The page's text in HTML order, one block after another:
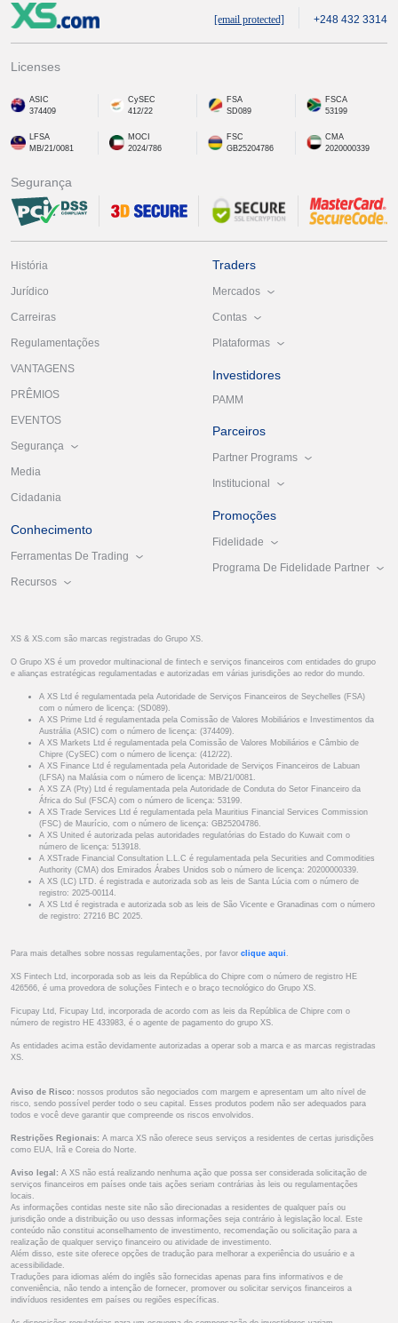
[email protected] +248 432 3314
Licenses
ASIC
374409
CySEC
412/22
FSA
SD089
FSCA
53199
LFSA
MB/21/0081
MOCI
2024/786
FSC
GB25204786
CMA
2020000339
Segurança
História
Jurídico
Carreiras
Regulamentações
VANTAGENS
PRÊMIOS
EVENTOS
Segurança
Media
Cidadania
Conhecimento
Ferramentas De Trading
Recursos
Traders
Mercados
Contas
Plataformas
Investidores
PAMM
Parceiros
Partner Programs
Institucional
Promoções
Fidelidade
Programa De Fidelidade Partner
XS & XS.com são marcas registradas do Grupo XS.
O Grupo XS é um provedor multinacional de fintech e serviços financeiros com entidades do grupo
e alianças estratégicas regulamentadas e autorizadas em várias jurisdições ao redor do mundo.
A XS Ltd é regulamentada pela Autoridade de Serviços Financeiros de Seychelles (FSA)
com o número de licença: (SD089).
A XS Prime Ltd é regulamentada pela Comissão de Valores Mobiliários e Investimentos da
Austrália (ASIC) com o número de licença: (374409).
A XS Markets Ltd é regulamentada pela Comissão de Valores Mobiliários e Câmbio de
Chipre (CySEC) com o número de licença: (412/22).
A XS Finance Ltd é regulamentada pela Autoridade de Serviços Financeiros de Labuan
(LFSA) na Malásia com o número de licença: MB/21/0081.
A XS ZA (Pty) Ltd é regulamentada pela Autoridade de Conduta do Setor Financeiro da
África do Sul (FSCA) com o número de licença: 53199.
A XS Trade Services Ltd é regulamentada pela Mauritius Financial Services Commission
(FSC) de Maurício, com o número de licença: GB25204786.
A XS United é autorizada pelas autoridades regulatórias do Estado do Kuwait com o
número de licença: 513918.
A XSTrade Financial Consultation L.L.C é regulamentada pela Securities and Commodities
Authority (CMA) dos Emirados Árabes Unidos sob o número de licença: 20200000339.
A XS (LC) LTD. é registrada e autorizada sob as leis de Santa Lúcia com o número de
registro: 2025-00114.
A XS Ltd é registrada e autorizada sob as leis de São Vicente e Granadinas com o número
de registro: 27216 BC 2025.
Para mais detalhes sobre nossas regulamentações, por favor clique aqui .
XS Fintech Ltd, incorporada sob as leis da República do Chipre com o número de registro HE
426566, é uma provedora de soluções Fintech e o braço tecnológico do Grupo XS.
Ficupay Ltd, Ficupay Ltd, incorporada de acordo com as leis da República de Chipre com o
número de registro HE 433983, é o agente de pagamento do grupo XS.
As entidades acima estão devidamente autorizadas a operar sob a marca e as marcas registradas
XS.
Aviso de Risco: nossos produtos são negociados com margem e apresentam um alto nível de
risco, sendo possível perder todo o seu capital. Esses produtos podem não ser adequados para
todos e você deve garantir que compreende os riscos envolvidos.
Restrições Regionais: A marca XS não oferece seus serviços a residentes de certas jurisdições
como EUA, Irã e Coreia do Norte.
Aviso legal: A XS não está realizando nenhuma ação que possa ser considerada solicitação de
serviços financeiros em países onde tais ações seriam contrárias às leis ou regulamentações
locais.
As informações contidas neste site não são direcionadas a residentes de qualquer país ou
jurisdição onde a distribuição ou uso dessas informações seja contrário à legislação local. Este
conteúdo não constitui aconselhamento de investimento, recomendação ou solicitação para a
realização de qualquer serviço financeiro ou atividade de investimento.
Além disso, este site oferece opções de tradução para melhorar a experiência do usuário e a
acessibilidade.
Traduções para idiomas além do inglês são fornecidas apenas para fins informativos e de
conveniência, não tendo a intenção de fornecer, promover ou solicitar serviços financeiros a
indivíduos residentes em países ou regiões específicas.